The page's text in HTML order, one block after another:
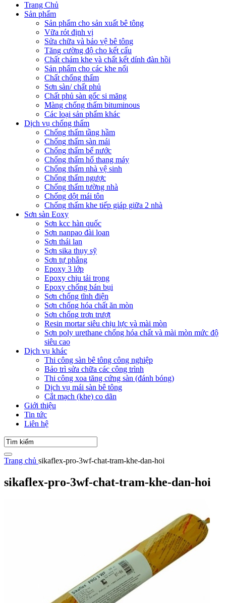
Trang Chủ
Sản phẩm
Sản phẩm cho sản xuất bê tông
Vữa rót định vị
Sửa chữa và bảo vệ bê tông
Tăng cường độ cho kết cấu
Chất chám khe và chất kết dính đàn hồi
Sản phẩm cho các khe nối
Chất chống thấm
Sơn sàn/ chất phủ
Chất phủ sàn gốc si măng
Màng chống thấm bituminous
Các loại sản phẩm khác
Dịch vụ chống thấm
Chống thấm tầng hầm
Chống thấm sàn mái
Chống thấm bể nước
Chống thấm hố thang máy
Chống thấm nhà vệ sinh
Chống thấm ngược
Chống thấm tường nhà
Chống dột mái tôn
Chống thấm khe tiếp giáp giữa 2 nhà
Sơn sàn Eoxy
Sơn kcc hàn quốc
Sơn nanpao đài loan
Sơn thái lan
Sơn sika thụy sỹ
Sơn tự phẳng
Epoxy 3 lớp
Epoxy chịu tải trọng
Epoxy chống bán bụi
Sơn chống tĩnh điện
Sơn chống hóa chất ăn mòn
Sơn chống trơn trượt
Resin mortar siêu chịu lực và mài mòn
Sơn poly urethane chống hóa chất và mài mòn mức độ
siêu cao
Dịch vụ khác
Thi công sàn bê tông công nghiệp
Bảo trì sửa chữa các công trình
Thi công xoa tăng cứng sàn (đánh bóng)
Dịch vụ mái sàn bê tông
Cắt mạch (khe) co dãn
Giới thiệu
Tin tức
Liên hệ
Trang chủ sikaflex-pro-3wf-chat-tram-khe-dan-hoi
sikaflex-pro-3wf-chat-tram-khe-dan-hoi